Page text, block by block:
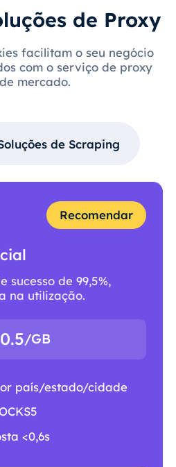
de Proxy
facilitam o seu negócio
com o serviço de proxy
mercado.
de Scraping
Recomendar
sucesso de 99,5%,
na utilização.
0.5/GB
país/estado/cidade
<0,6s